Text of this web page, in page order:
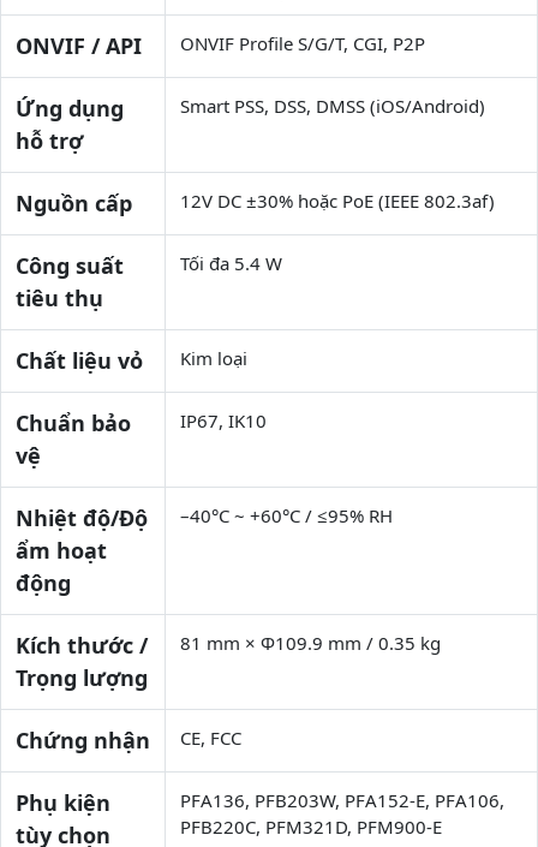
ONVIF / API ONVIF Profile S/G/T, CGI, P2P
Ứng dụng
hỗ trợ
Smart PSS, DSS, DMSS (iOS/Android)
Nguồn cấp 12V DC ±30% hoặc PoE (IEEE 802.3af)
Công suất
tiêu thụ
Tối đa 5.4 W
Chất liệu vỏ Kim loại
Chuẩn bảo
vệ
IP67, IK10
Nhiệt độ/Độ
ẩm hoạt
động
–40°C ~ +60°C / ≤95% RH
Kích thước /
Trọng lượng
81 mm × Φ109.9 mm / 0.35 kg
Chứng nhận CE, FCC
Phụ kiện
tùy chọn
PFA136, PFB203W, PFA152-E, PFA106,
PFB220C, PFM321D, PFM900-E